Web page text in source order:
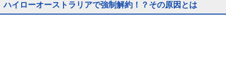
ハイローオーストラリアで強制解約！？その原因とは